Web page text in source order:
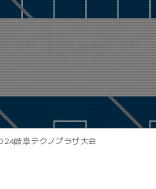
岐阜テクノプラザ大会